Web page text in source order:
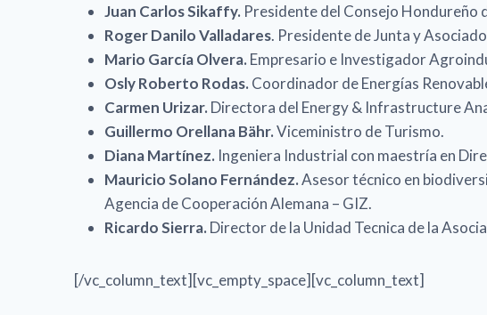
Juan Carlos Sikaffy. Presidente del Consejo Hondureño
Roger Danilo Valladares. Presidente de Junta y
Mario García Olvera. Empresario e Investigador
Osly Roberto Rodas. Coordinador de Energías
Carmen Urizar. Directora del Energy & Infrastructure
Guillermo Orellana Bähr.Viceministro de Turismo.
Diana Martínez. Ingeniera Industrial con maestría en
Mauricio Solano Fernández.Asesor técnico en
Agencia de Cooperación Alemana – GIZ.
Ricardo Sierra. Director de la Unidad Tecnica de la
[/vc_column_text][vc_empty_space][vc_column_text]